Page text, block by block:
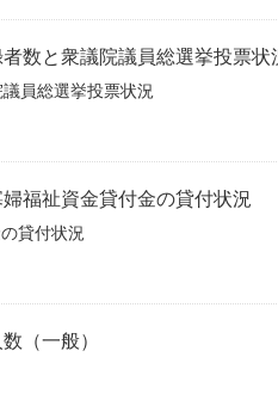
数と衆議院議員総選挙投票状
員総選挙投票状況
福祉資金貸付金の貸付状況
貸付状況
（一般）